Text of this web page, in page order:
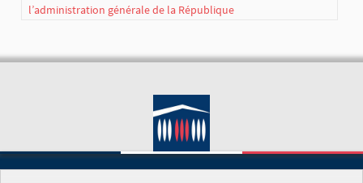
l’administration générale de la République